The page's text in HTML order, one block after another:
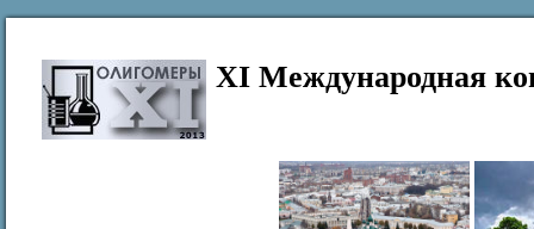
XI Международная